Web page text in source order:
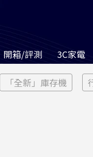
開箱/評測 3C家電
「全新」庫存機